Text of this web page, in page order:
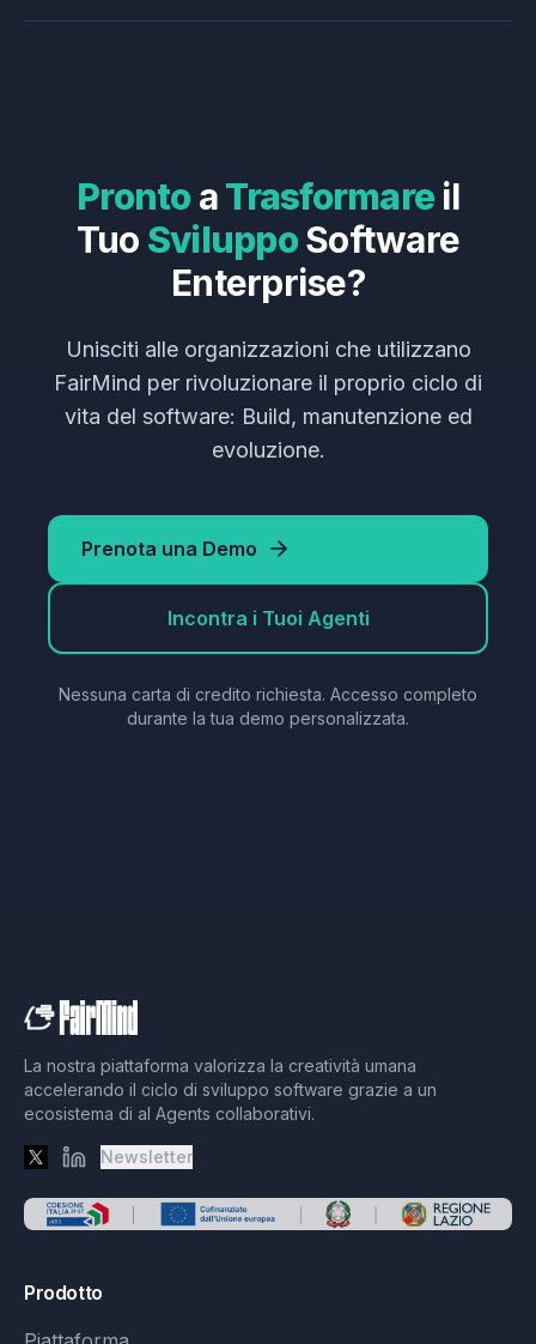
Pronto aTrasformare il
Tuo SviluppoSoftware
Enterprise?
Unisciti alle organizzazioni che utilizzano
FairMind per rivoluzionare il proprio ciclo di
vita del software: Build, manutenzione ed
evoluzione.
Prenota una Demo
Incontra i Tuoi Agenti
Nessuna carta di credito richiesta. Accesso completo
durante la tua demo personalizzata.
La nostra piattaforma valorizza la creatività umana
accelerando il ciclo di sviluppo software grazie a un
ecosistema di aI Agents collaborativi.
Newsletter
Prodotto